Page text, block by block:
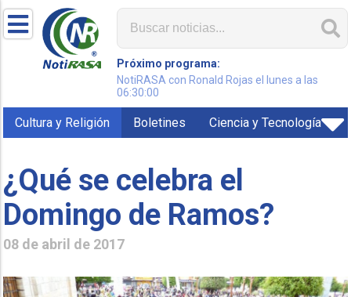
Próximo programa:
NotiRASA con Ronald Rojas el lunes a las
06:30:00
Cultura y Religión Boletines Ciencia y Tecnología
¿Qué se celebra el
Domingo de Ramos?
08 de abril de 2017